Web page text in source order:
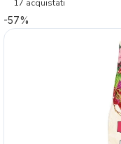
17 acquistati
-57%